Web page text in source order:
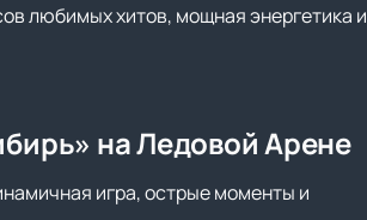
любимых хитов, мощная энергетика и
на Ледовой Арене
игра, острые моменты и